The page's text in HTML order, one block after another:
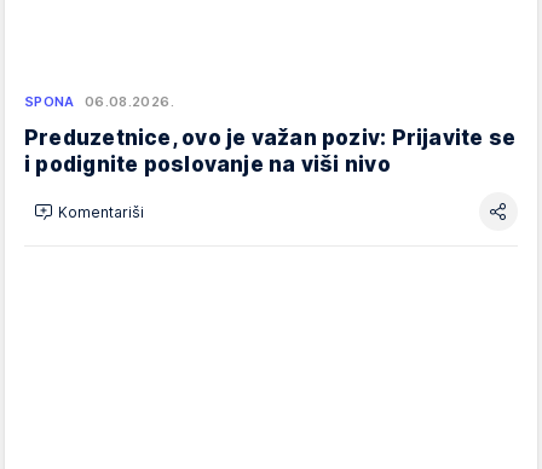
SPONA 06.08.2026.
Preduzetnice, ovo je važan poziv: Prijavite se
i podignite poslovanje na viši nivo
Komentariši